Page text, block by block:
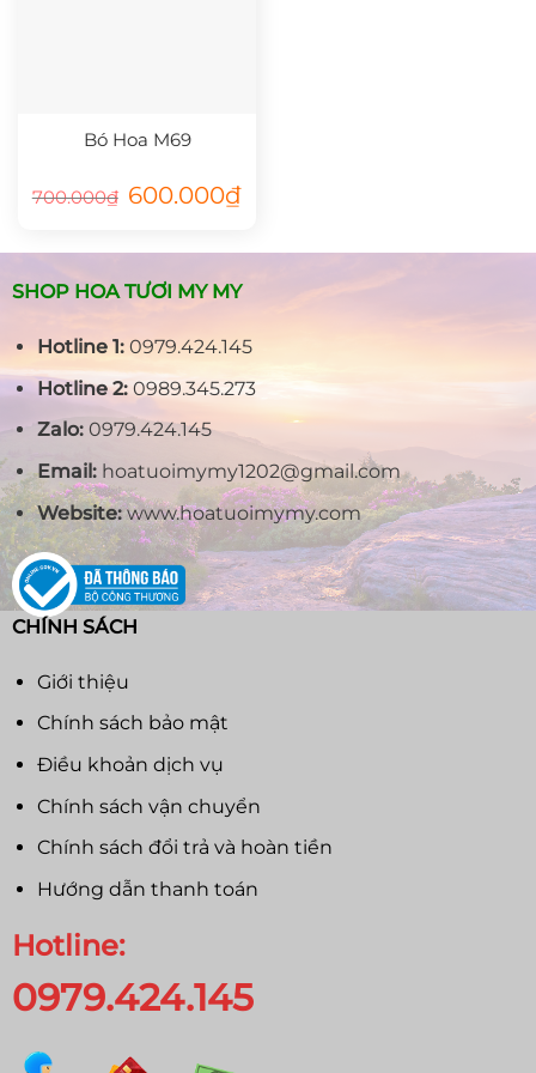
Bó Hoa M69
700.000₫ Giá
gốc
600.000₫Giá
600.000₫.
SHOP HOA TƯƠI MY MY
Hotline 1:0979.424.145
Hotline 2:0989.345.273
Zalo:0979.424.145
Email:hoatuoimymy1202@gmail.com
Website:www.hoatuoimymy.com
CHÍNH SÁCH
Giới thiệu
Chính sách bảo mật
Điều khoản dịch vụ
Chính sách vận chuyển
Chính sách đổi trả và hoàn tiền
Hướng dẫn thanh toán
Hotline:
0979.424.145